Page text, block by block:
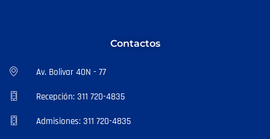
Contactos
Av. Bolivar 40N - 77
Recepción: 311 720-4835
Admisiones: 311 720-4835